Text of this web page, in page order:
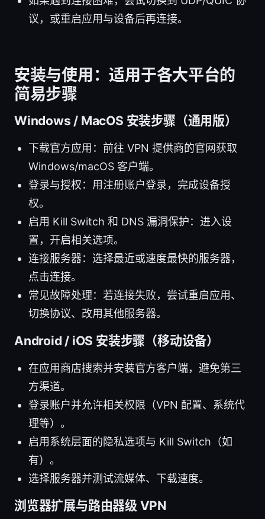
议，或重启应用与设备后再连接。
安装与使用：适用于各大平台的
简易步骤
Windows / MacOS 安装步骤（通用版）
下载官方应用：前往 VPN 提供商的官网获取
Windows/macOS 客户端。
登录与授权：用注册账户登录，完成设备授
权。
启用 Kill Switch 和 DNS 漏洞保护：进入设
置，开启相关选项。
连接服务器：选择最近或速度最快的服务器，
点击连接。
常见故障处理：若连接失败，尝试重启应用、
切换协议、改用其他服务器。
Android / iOS 安装步骤（移动设备）
在应用商店搜索并安装官方客户端，避免第三
方渠道。
登录账户并允许相关权限（VPN 配置、系统代
理等）。
启用系统层面的隐私选项与 Kill Switch（如
有）。
选择服务器并测试流媒体、下载速度。
浏览器扩展与路由器级 VPN